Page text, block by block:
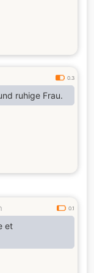
0.3
ruhige Frau.
0.1
et